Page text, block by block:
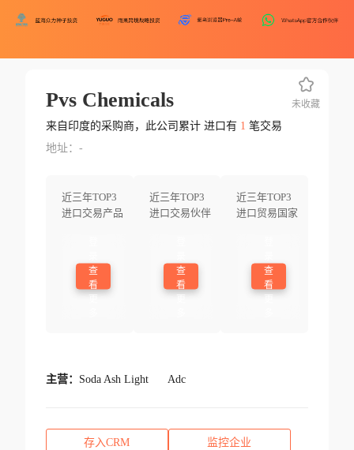
Pvs Chemicals
来自印度的采购商，此公司累计 进口有 1 笔交易
地址：-
近三年TOP3
进口交易产品
查
看
近三年TOP3
进口交易伙伴
查
看
近三年TOP3
进口贸易国家
查
看
未收藏
主营： Soda Ash Light Adc
存入CRM 监控企业